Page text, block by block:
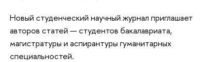
Новый студенческий научный журнал приглашает
авторов статей — студентов бакалавриата,
магистратуры и аспирантуры гуманитарных
специальностей.